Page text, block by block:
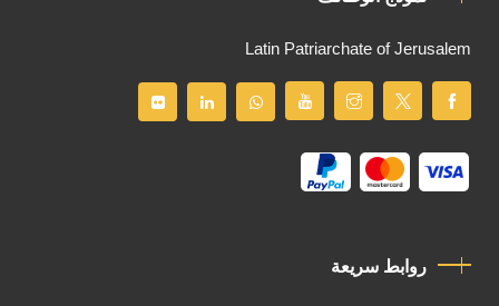
Latin Patriarchate of Jerusalem
روابط سريعة